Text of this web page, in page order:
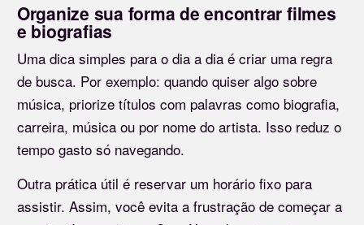
Organize sua forma de encontrar filmes
e biografias
Uma dica simples para o dia a dia é criar uma regra
de busca. Por exemplo: quando quiser algo sobre
música, priorize títulos com palavras como biografia,
carreira, música ou por nome do artista. Isso reduz o
tempo gasto só navegando.
Outra prática útil é reservar um horário fixo para
assistir. Assim, você evita a frustração de começar a